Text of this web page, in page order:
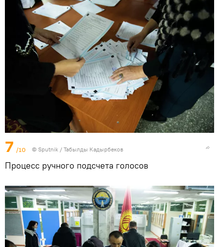
7 /10 © Sputnik / Табылды Кадырбеков
Процесс ручного подсчета голосов